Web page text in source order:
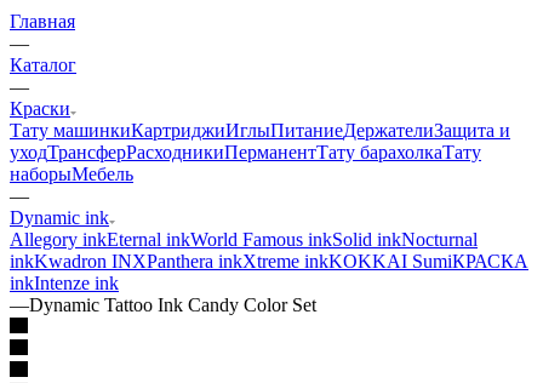
Главная
—
Каталог
—
Краски
Тату машинкиКартриджиИглыПитаниеДержателиЗащита и
уходТрансферРасходникиПерманентТату барахолкаТату
наборыМебель
—
Dynamic ink
Allegory inkEternal inkWorld Famous inkSolid inkNocturnal
inkKwadron INXPanthera inkXtreme inkKOKKAI SumiКРАСКА
inkIntenze ink
—Dynamic Tattoo Ink Candy Color Set